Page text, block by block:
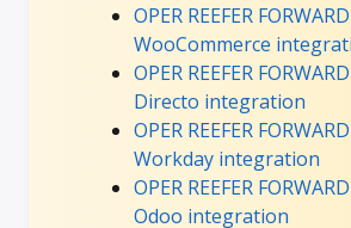
OPER REEFER
WooCommerce
OPER REEFER
Directo integration
OPER REEFER
Workday integration
OPER REEFER
Odoo integration